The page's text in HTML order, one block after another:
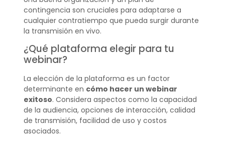
contingencia son cruciales para adaptarse a
cualquier contratiempo que pueda surgir durante
la transmisión en vivo.
¿Qué plataforma elegir para tu
webinar?
La elección de la plataforma es un factor
determinante en cómo hacer un webinar
exitoso. Considera aspectos como la capacidad
de la audiencia, opciones de interacción, calidad
de transmisión, facilidad de uso y costos
asociados.